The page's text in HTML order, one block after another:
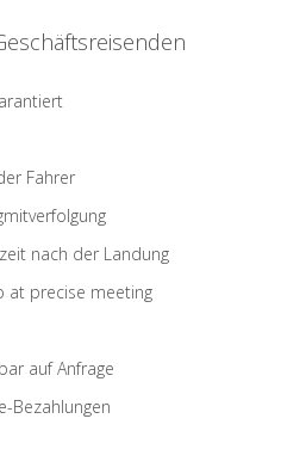
Fahrer
nach der Landung
at precise meeting
auf Anfrage
Bezahlungen